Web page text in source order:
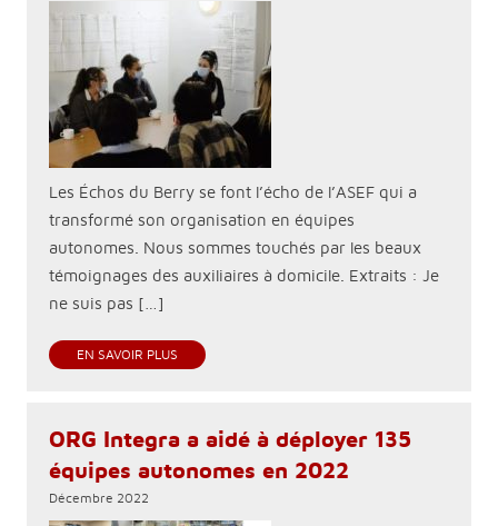
Les Échos du Berry se font l’écho de l’ASEF qui a
transformé son organisation en équipes
autonomes. Nous sommes touchés par les beaux
témoignages des auxiliaires à domicile. Extraits : Je
ne suis pas […]
EN SAVOIR PLUS
ORG Integra a aidé à déployer 135
équipes autonomes en 2022
Décembre 2022